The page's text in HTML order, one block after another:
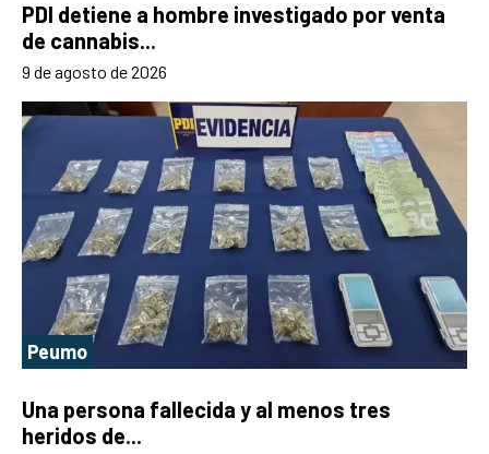
PDI detiene a hombre investigado por venta
de cannabis...
9 de agosto de 2026
Peumo
Una persona fallecida y al menos tres
heridos de...